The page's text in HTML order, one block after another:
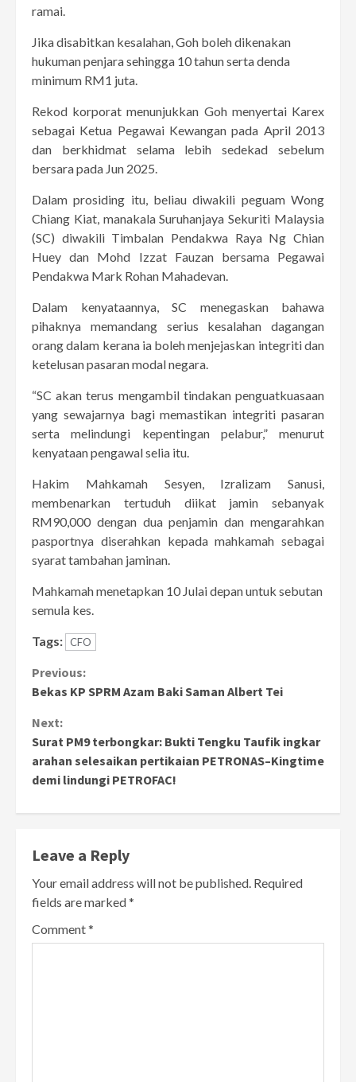
ramai.
Jika disabitkan kesalahan, Goh boleh dikenakan
hukuman penjara sehingga 10 tahun serta denda
minimum RM1 juta.
Rekod korporat menunjukkan Goh menyertai Karex
sebagai Ketua Pegawai Kewangan pada April 2013
dan berkhidmat selama lebih sedekad sebelum
bersara pada Jun 2025.
Dalam prosiding itu, beliau diwakili peguam Wong
Chiang Kiat, manakala Suruhanjaya Sekuriti Malaysia
(SC) diwakili Timbalan Pendakwa Raya Ng Chian
Huey dan Mohd Izzat Fauzan bersama Pegawai
Pendakwa Mark Rohan Mahadevan.
Dalam kenyataannya, SC menegaskan bahawa
pihaknya memandang serius kesalahan dagangan
orang dalam kerana ia boleh menjejaskan integriti dan
ketelusan pasaran modal negara.
“SC akan terus mengambil tindakan penguatkuasaan
yang sewajarnya bagi memastikan integriti pasaran
serta melindungi kepentingan pelabur,” menurut
kenyataan pengawal selia itu.
Hakim Mahkamah Sesyen, Izralizam Sanusi,
membenarkan tertuduh diikat jamin sebanyak
RM90,000 dengan dua penjamin dan mengarahkan
pasportnya diserahkan kepada mahkamah sebagai
syarat tambahan jaminan.
Mahkamah menetapkan 10 Julai depan untuk sebutan
semula kes.
Tags: CFO
Continue
Previous:
Bekas KP SPRM Azam Baki Saman Albert Tei
Next:
Surat PM9 terbongkar: Bukti Tengku Taufik ingkar
arahan selesaikan pertikaian PETRONAS–Kingtime
demi lindungi PETROFAC!
Leave a Reply
Your email address will not be published. Required
fields are marked*
Comment*